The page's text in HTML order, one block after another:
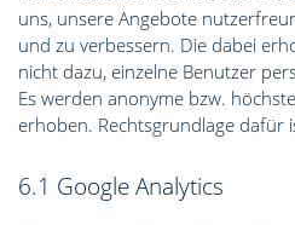
uns, unsere Angebote
und zu verbessern. Die dabei
nicht dazu, einzelne Benutzer
Es werden anonyme bzw.
erhoben. Rechtsgrundlage dafür
6.1 Google Analytics